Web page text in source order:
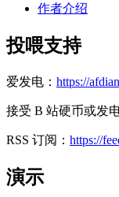
作者介绍
投喂支持
爱发电： https://
接受 B 站硬币或发电
RSS 订阅： https://
演示